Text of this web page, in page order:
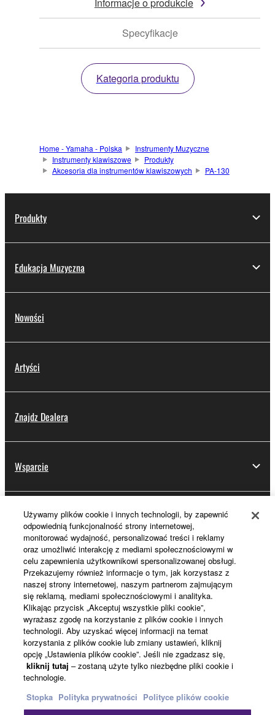
Specyfikacje
Kategoria produktu
Home - Yamaha - Polska
Instrumenty Muzyczne
Instrumenty klawiszowe
Produkty
Akcesoria dla instrumentów klawiszowych
PA-130
Produkty
Edukacja Muzyczna
Nowości
Artyści
Znajdz Dealera
Wsparcie
Rejestracja Yamaha Music ID
Informacje o Yamaha
Polska - Polish
Biznes
Używamy plików cookie i innych technologii, by zapewnić
odpowiednią funkcjonalność strony internetowej,
monitorować wydajność, personalizować treści i reklamy
oraz umożliwić interakcję z mediami społecznościowymi w
celu zapewnienia użytkownikowi spersonalizowanej obsługi.
Przekazujemy również informacje o tym, jak korzystasz z
naszej strony internetowej, naszym partnerom zajmującym
się reklamą, mediami społecznościowymi i analityka.
Klikając przycisk „Akceptuj wszystkie pliki cookie”,
wyrażasz zgodę na korzystanie z plików cookie i innych
technologii. Aby uzyskać więcej informacji na temat
korzystania z plików cookie lub zmiany ustawień, kliknij
opcję „Ustawienia plików cookie”. Jeśli nie zgadzasz się,
kliknij tutaj – zostaną użyte tylko niezbędne pliki cookie i
technologie.
Stopka Polityka prywatności Polityce plików cookie